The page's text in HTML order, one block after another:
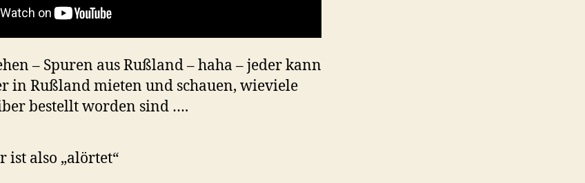
– Spuren aus Rußland – haha – jeder kann
in Rußland mieten und schauen, wieviele
bestellt worden sind ….
ist also „alörtet“